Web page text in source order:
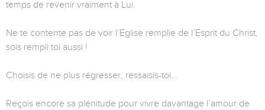
temps de revenir vraiment à Lui.
Ne te contente pas de voir l’Eglise remplie de l’Esprit du Christ,
sois rempli toi aussi !
Choisis de ne plus régresser, ressaisis-toi…
Reçois encore sa plénitude pour vivre davantage l’amour de